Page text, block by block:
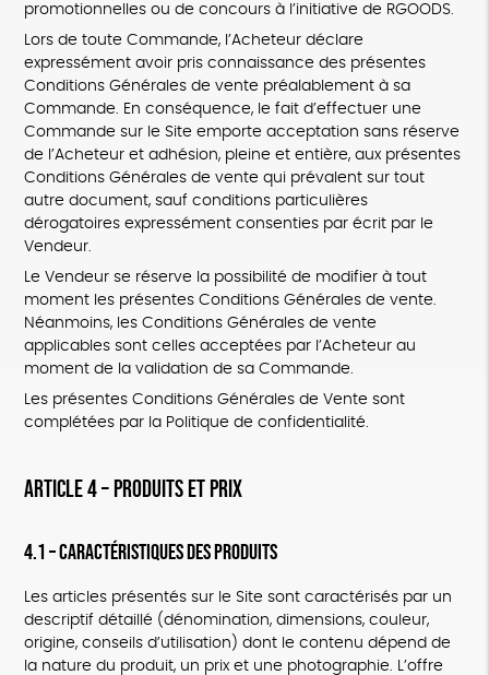
promotionnelles ou de concours à l’initiative de RGOODS.
Lors de toute Commande, l’Acheteur déclare
expressément avoir pris connaissance des présentes
Conditions Générales de vente préalablement à sa
Commande. En conséquence, le fait d’effectuer une
Commande sur le Site emporte acceptation sans réserve
de l’Acheteur et adhésion, pleine et entière, aux présentes
Conditions Générales de vente qui prévalent sur tout
autre document, sauf conditions particulières
dérogatoires expressément consenties par écrit par le
Vendeur.
Le Vendeur se réserve la possibilité de modifier à tout
moment les présentes Conditions Générales de vente.
Néanmoins, les Conditions Générales de vente
applicables sont celles acceptées par l’Acheteur au
moment de la validation de sa Commande.
Les présentes Conditions Générales de Vente sont
complétées par la Politique de confidentialité.
ARTICLE 4 – PRODUITS ET PRIX
4.1 – Caractéristiques des Produits
Les articles présentés sur le Site sont caractérisés par un
descriptif détaillé (dénomination, dimensions, couleur,
origine, conseils d’utilisation) dont le contenu dépend de
la nature du produit, un prix et une photographie. L’offre